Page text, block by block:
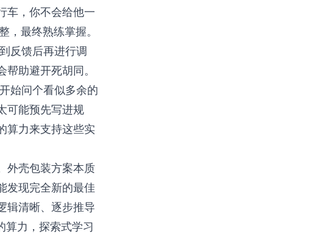
车，你不会给他一
，最终熟练掌握。
反馈后再进行调
助避开死胡同。
始问个看似多余的
可能预先写进规
算力来支持这些实
外壳包装方案本质
发现完全新的最佳
辑清晰、逐步推导
力，探索式学习